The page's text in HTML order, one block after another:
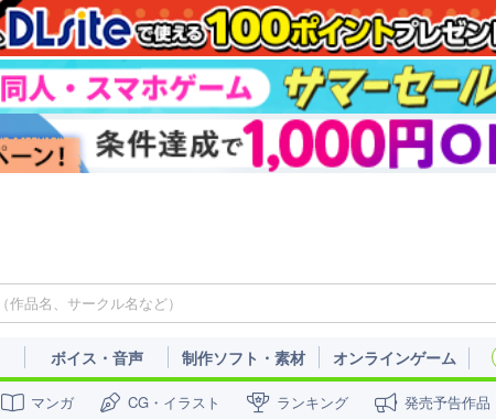
ボイス・音声 制作ソフト・素材 オンラインゲーム
マンガ CG・イラスト ランキング 発売予告作品